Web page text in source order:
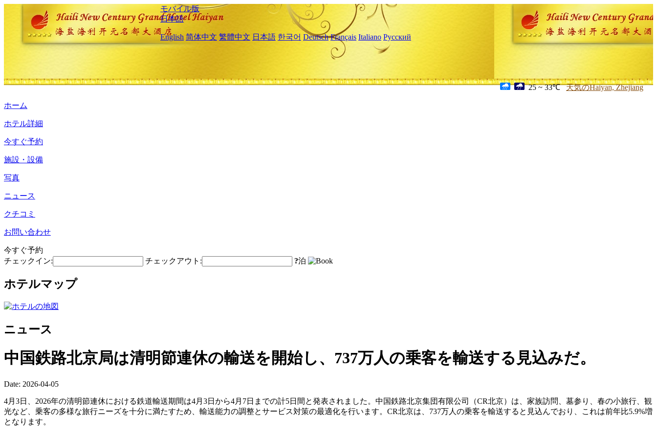
モバイル版
日本語
English 简体中文 繁體中文 日本語 한국어 Deutsch Français Italiano Русский
25 ~ 33℃ 天気のHaiyan, Zhejiang
ホーム
ホテル詳細
今すぐ予約
施設・設備
写真
ニュース
クチコミ
お問い合わせ
今すぐ予約
チェックイン:
チェックアウト: ?泊
ホテルマップ
ニュース
中国鉄路北京局は清明節連休の輸送を開始し、737万人の乗客を輸送する見込みだ。
Date: 2026-04-05
4月3日、2026年の清明節連休における鉄道輸送期間は4月3日から4月7日までの計5日間と発表されました。中国鉄路北京集団有限公司（CR北京）は、家族訪問、墓参り、春の小旅行、観
光など、乗客の多様な旅行ニーズを十分に満たすため、輸送能力の調整とサービス対策の最適化を行います。CR北京は、737万人の乗客を輸送すると見込んでおり、これは前年比5.9%増
となります。